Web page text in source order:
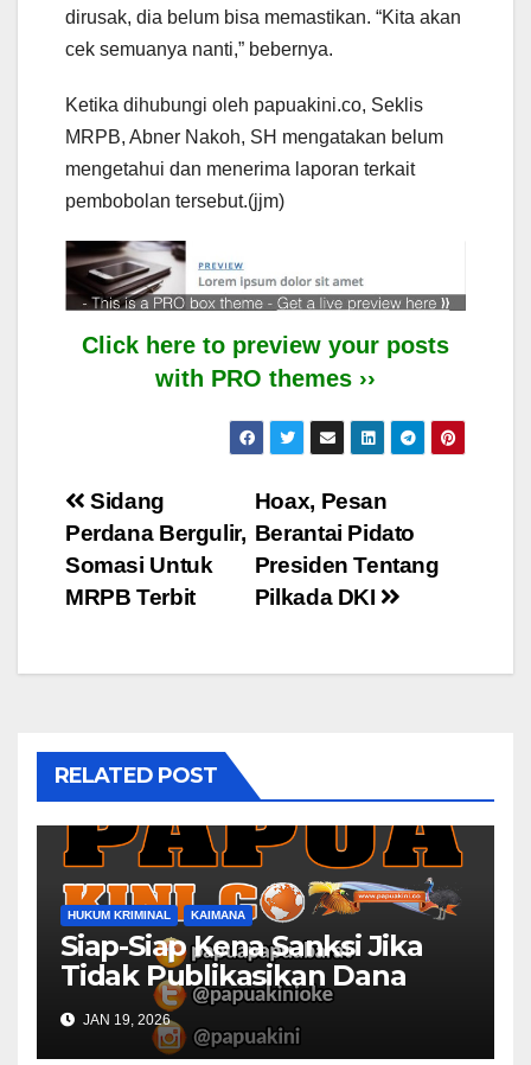
dirusak, dia belum bisa memastikan. “Kita akan
cek semuanya nanti,” bebernya.
Ketika dihubungi oleh papuakini.co, Seklis
MRPB, Abner Nakoh, SH mengatakan belum
mengetahui dan menerima laporan terkait
pembobolan tersebut.(jjm)
Click here to preview your posts
with PRO themes ››
Post
navigation
Hoax, Pesan
Berantai Pidato
Presiden Tentang
Pilkada DKI
Sidang
Perdana Bergulir,
Somasi Untuk
MRPB Terbit
RELATED POST
HUKUM KRIMINAL KAIMANA
Siap-Siap Kena Sanksi Jika
Tidak Publikasikan Dana
Desa
JAN 19, 2026